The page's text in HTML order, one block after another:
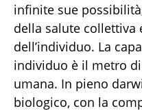
infinite sue
della salute collettiva
dell’individuo. La
individuo è il metro
umana. In pieno
biologico, con la